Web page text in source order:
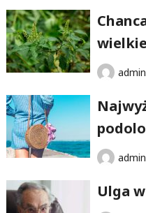
stomatologiczne"
admin
admin
Ulga